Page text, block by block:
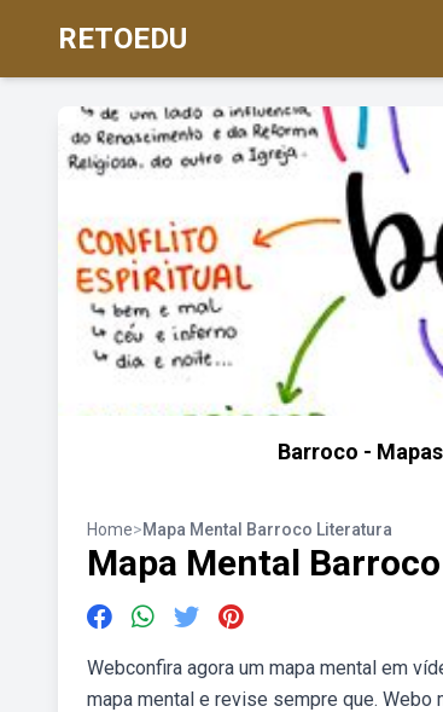
RETOEDU
Barroco -
Home>Mapa Mental Barroco Literatura
Mapa Mental
Webconfira agora um mapa mental em
mapa mental e revise sempre que.